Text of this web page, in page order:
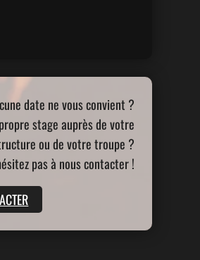
date ne vous convient ?
stage auprès de votre
ou de votre troupe ?
pas à nous contacter !